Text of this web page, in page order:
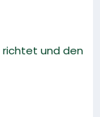
richtet und den